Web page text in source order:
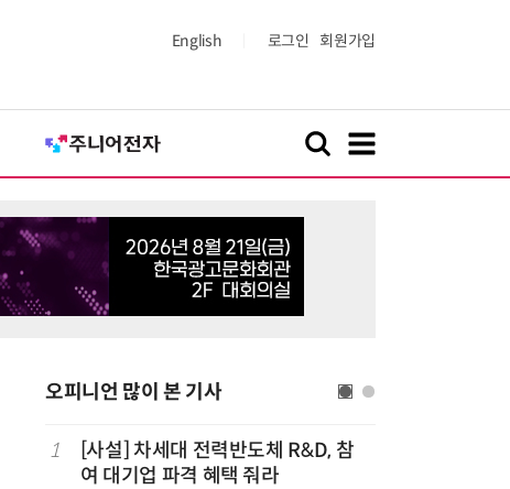
English 로그인 회원가입
오피니언 많이 본 기사
1
[사설] 차세대 전력반도체 R&D, 참
여 대기업 파격 혜택 줘라